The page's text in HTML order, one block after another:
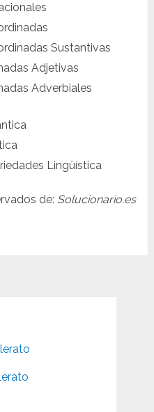
Sustantivas
Adjetivas
Adverbiales
Lingüística
de: Solucionario.es